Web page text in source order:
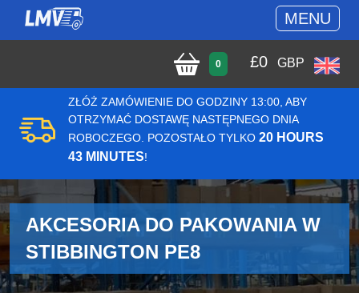
MENU
0 £0 GBP
ZŁÓŻ ZAMÓWIENIE DO GODZINY 13:00, ABY
OTRZYMAĆ DOSTAWĘ NASTĘPNEGO DNIA
ROBOCZEGO. POZOSTAŁO TYLKO 20 HOURS
43 MINUTES!
AKCESORIA DO PAKOWANIA W
STIBBINGTON PE8